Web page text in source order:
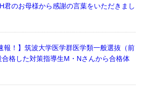
君のお母様から感謝の言葉をいただきまし
報！】筑波大学医学群医学類一般選抜（前
格した対策指導生M・Nさんから合格体